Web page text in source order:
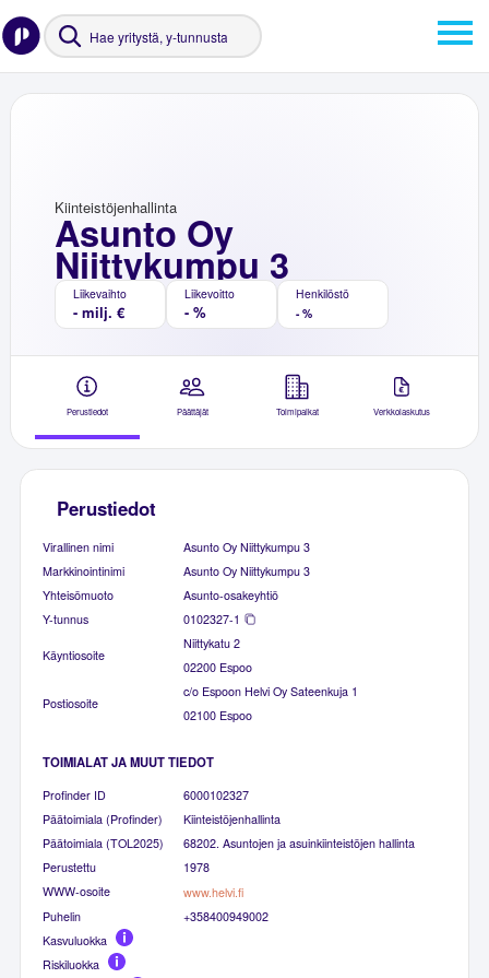
Asunto Oy
Niittykumpu 3
Kiinteistöjenhallinta
Liikevaihto
- milj. €
Liikevoitto
- %
Henkilöstö
- %
Perustiedot Päättäjät Toimipaikat Verkkolaskutus
Perustiedot
Virallinen nimi
Asunto Oy Niittykumpu 3
Markkinointinimi
Asunto Oy Niittykumpu 3
Yhteisömuoto
Asunto-osakeyhtiö
Y-tunnus
0102327-1
Käyntiosoite
Niittykatu 2
02200 Espoo
Postiosoite
c/o Espoon Helvi Oy Sateenkuja 1
02100 Espoo
TOIMIALAT JA MUUT TIEDOT
Profinder ID
6000102327
Päätoimiala (Profinder)
Kiinteistöjenhallinta
Päätoimiala (TOL2025)
68202. Asuntojen ja asuinkiinteistöjen hallinta
Perustettu
1978
WWW-osoite
www.helvi.fi
Puhelin
+358400949002
Kasvuluokka
Riskiluokka